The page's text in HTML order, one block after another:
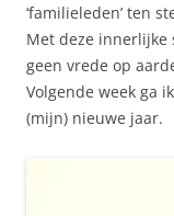
‘familieleden’ ten
Met deze innerlijke
geen vrede op
Volgende week ga
(mijn) nieuwe jaar.